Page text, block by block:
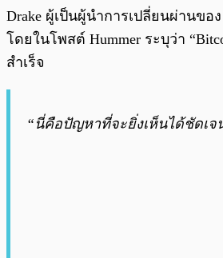
Drake ผู้เป็นผู้นำการเปลี่ยนผ่านของ
โดยในโพสต์ Hummer ระบุว่า
สำเร็จ
“นี่คือปัญหาที่จะยิ่งเห็นได้ชัดเจ